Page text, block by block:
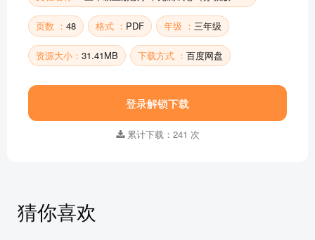
页数 ： 48 格式 ： PDF 年级 ： 三年级
资源大小： 31.41MB 下载方式 ： 百度网盘
登录解锁下载
累计下载：241 次
猜你喜欢